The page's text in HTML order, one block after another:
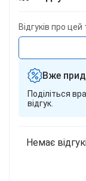
Відгуків про
Вже
Поділіться
відгук.
Немає